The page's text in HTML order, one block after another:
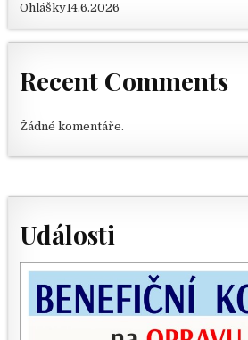
Ohlášky14.6.2026
Recent Comments
Žádné komentáře.
Události